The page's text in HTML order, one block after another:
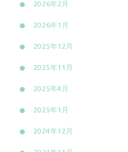
2026年2月
2026年1月
2025年12月
2025年11月
2025年4月
2025年1月
2024年12月